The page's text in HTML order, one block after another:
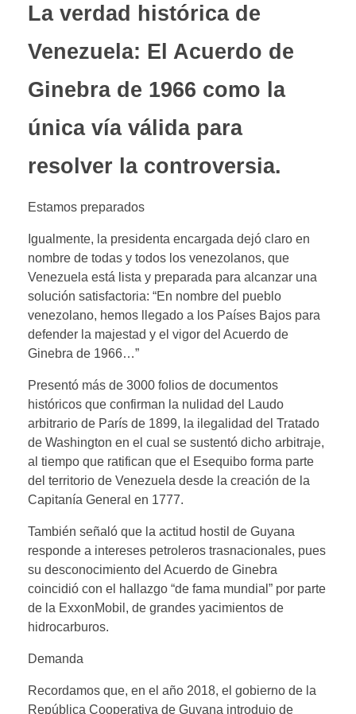
La verdad histórica de
Venezuela: El Acuerdo de
Ginebra de 1966 como la
única vía válida para
resolver la controversia.
Estamos preparados
Igualmente, la presidenta encargada dejó claro en
nombre de todas y todos los venezolanos, que
Venezuela está lista y preparada para alcanzar una
solución satisfactoria: “En nombre del pueblo
venezolano, hemos llegado a los Países Bajos para
defender la majestad y el vigor del Acuerdo de
Ginebra de 1966…”
Presentó más de 3000 folios de documentos
históricos que confirman la nulidad del Laudo
arbitrario de París de 1899, la ilegalidad del Tratado
de Washington en el cual se sustentó dicho arbitraje,
al tiempo que ratifican que el Esequibo forma parte
del territorio de Venezuela desde la creación de la
Capitanía General en 1777.
También señaló que la actitud hostil de Guyana
responde a intereses petroleros trasnacionales, pues
su desconocimiento del Acuerdo de Ginebra
coincidió con el hallazgo “de fama mundial” por parte
de la ExxonMobil, de grandes yacimientos de
hidrocarburos.
Demanda
Recordamos que, en el año 2018, el gobierno de la
República Cooperativa de Guyana introdujo de